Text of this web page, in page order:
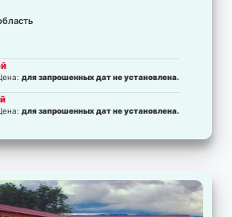
для запрошенных дат не установлена.
для запрошенных дат не установлена.